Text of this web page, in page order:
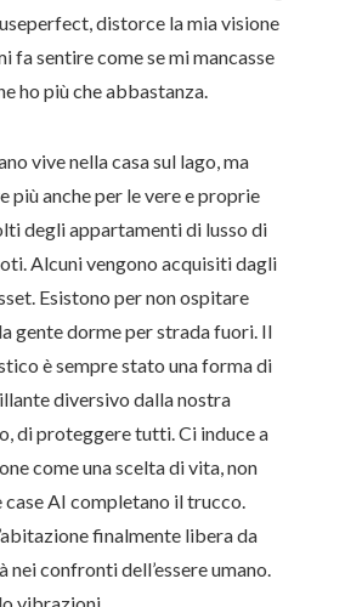
distorce la mia visione
fa sentire come se mi mancasse
ho più che abbastanza.
vive nella casa sul lago, ma
più anche per le vere e proprie
degli appartamenti di lusso di
Alcuni vengono acquisiti dagli
Esistono per non ospitare
gente dorme per strada fuori. Il
è sempre stato una forma di
diversivo dalla nostra
di proteggere tutti. Ci induce a
come una scelta di vita, non
case AI completano il trucco.
finalmente libera da
confronti dell’essere umano.